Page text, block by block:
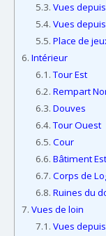
5.3. Vues
5.4. Vues
5.5. Place de
6. Intérieur
6.1.Tour Est
6.2. Rempart
6.3. Douves
6.4.Tour Ouest
6.5. Cour
6.6. Bâtiment Est
6.7. Corps de
6.8. Ruines du
7. Vues de loin
7.1. Vues